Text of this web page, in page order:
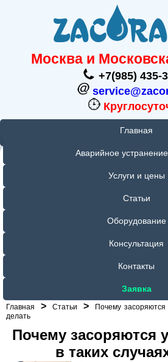
ZAC
Москва и
+7(985) 435-
Главная
Аварийное
Услуги и цены
Статьи
Оборудование
Консультация
Контакты
Заявка
Главная > Статьи >
Почему засоряются
делать
Почему засоряются
в таких